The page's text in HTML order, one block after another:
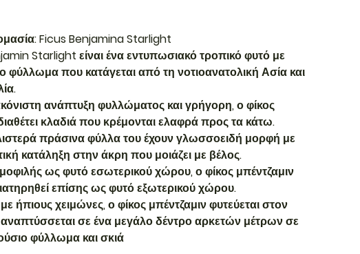
Ficus Benjamina Starlight
Starlight είναι ένα εντυπωσιακό τροπικό φυτό με
φύλλωμα που κατάγεται από τη νοτιοανατολική Ασία και
ανάπτυξη φυλλώματος και γρήγορη, ο φίκος
κλαδιά που κρέμονται ελαφρά προς τα κάτω.
πράσινα φύλλα του έχουν γλωσσοειδή μορφή με
κατάληξη στην άκρη που μοιάζει με βέλος.
ως φυτό εσωτερικού χώρου, ο φίκος μπέντζαμιν
επίσης ως φυτό εξωτερικού χώρου.
ήπιους χειμώνες, ο φίκος μπέντζαμιν φυτεύεται στον
σε ένα μεγάλο δέντρο αρκετών μέτρων σε
φύλλωμα και σκιά